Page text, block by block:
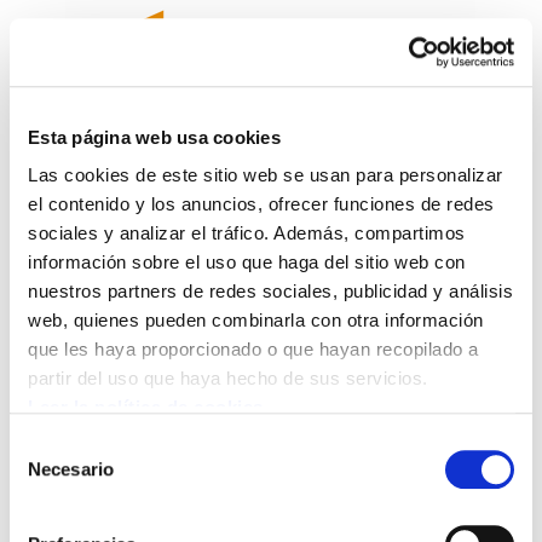
Esta página web usa cookies
Las cookies de este sitio web se usan para personalizar
el contenido y los anuncios, ofrecer funciones de redes
sociales y analizar el tráfico. Además, compartimos
información sobre el uso que haga del sitio web con
nuestros partners de redes sociales, publicidad y análisis
web, quienes pueden combinarla con otra información
que les haya proporcionado o que hayan recopilado a
partir del uso que haya hecho de sus servicios.
Necesario
Sindikalgintza 438
Sindikalgintza 438.pdf8.5 MB
Afiliazioa, consejo nacional, Jose Antonio
zestona, crisis, Elorrieta, cuota, Caja resistencia,
Unanue, Alemania, moviliozación, respuesta, ELA
Gasteak, Formación, Martin Aurrekoetxea, IG
Metall, igualdad mujer, Belgica, Iturriaga, Amaia